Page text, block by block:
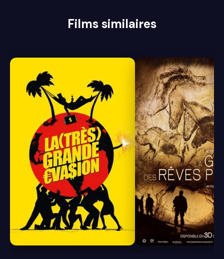
Films similaires
8.0